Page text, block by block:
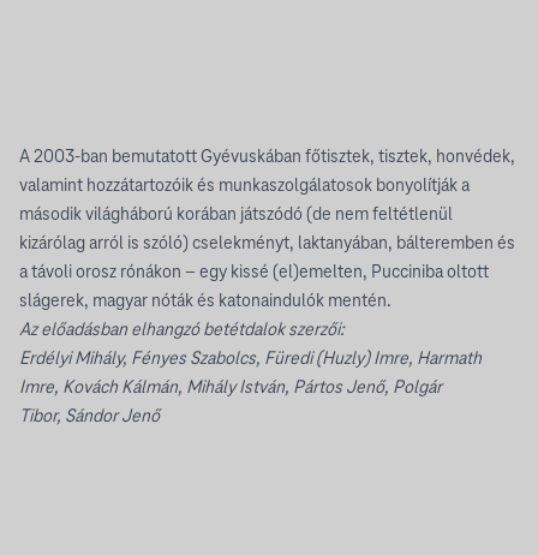
A 2003-ban bemutatott Gyévuskában főtisztek, tisztek, honvédek,
valamint hozzátartozóik és munkaszolgálatosok bonyolítják a
második világháború korában játszódó (de nem feltétlenül
kizárólag arról is szóló) cselekményt, laktanyában, bálteremben és
a távoli orosz rónákon – egy kissé (el)emelten, Pucciniba oltott
slágerek, magyar nóták és katonaindulók mentén.
Az előadásban elhangzó betétdalok szerzői:
Erdélyi Mihály, Fényes Szabolcs, Füredi (Huzly) Imre, Harmath
Imre, Kovách Kálmán, Mihály István, Pártos Jenő, Polgár
Tibor, Sándor Jenő